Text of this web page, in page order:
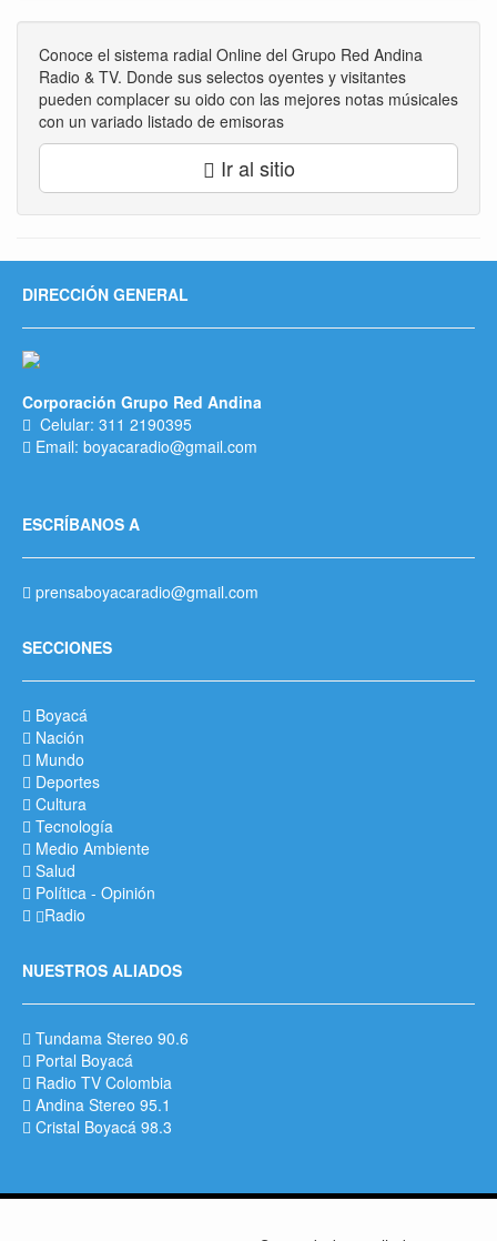
Conoce el sistema radial Online del Grupo Red Andina
Radio & TV. Donde sus selectos oyentes y visitantes
pueden complacer su oido con las mejores notas músicales
con un variado listado de emisoras
Ir al sitio
DIRECCIÓN GENERAL
Corporación Grupo Red Andina
Celular: 311 2190395
Email: boyacaradio@gmail.com
ESCRÍBANOS A
prensaboyacaradio@gmail.com
SECCIONES
Boyacá
Nación
Mundo
Deportes
Cultura
Tecnología
Medio Ambiente
Salud
Política - Opinión
Radio
NUESTROS ALIADOS
Tundama Stereo 90.6
Portal Boyacá
Radio TV Colombia
Andina Stereo 95.1
Cristal Boyacá 98.3